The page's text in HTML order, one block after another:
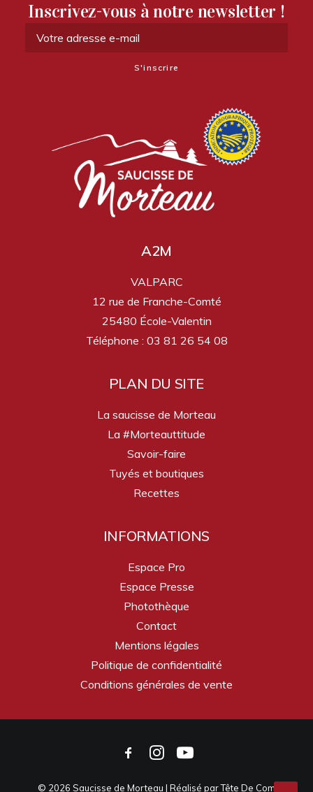
Inscrivez-vous à notre newsletter !
A2M
VALPARC
12 rue de Franche-Comté
25480 École-Valentin
Téléphone : 03 81 26 54 08
PLAN DU SITE
La saucisse de Morteau
La #Morteauttitude
Savoir-faire
Tuyés et boutiques
Recettes
INFORMATIONS
Espace Pro
Espace Presse
Photothèque
Contact
Mentions légales
Politique de confidentialité
Conditions générales de vente
© 2026 Saucisse de Morteau | Réalisé parTête De Com